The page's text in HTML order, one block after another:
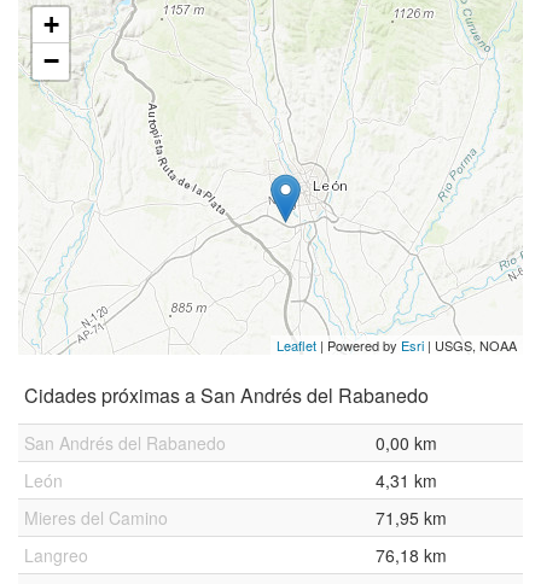
+
−
Leaflet | Powered by Esri | USGS, NOAA
Cidades próximas a San Andrés del Rabanedo
San Andrés del Rabanedo
0,00 km
León
4,31 km
Mieres del Camino
71,95 km
Langreo
76,18 km